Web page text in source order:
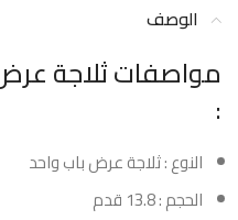
الوصف
:
النوع : ثلاجة عرض باب واحد
الحجم : 13.8 قدم